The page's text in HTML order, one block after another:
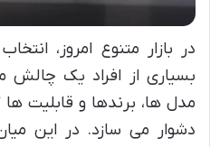
در بازار متنوع امروز،
بسیاری از افراد یک چالش
مدل ها، برندها و قابلیت
دشوار می سازد. در این